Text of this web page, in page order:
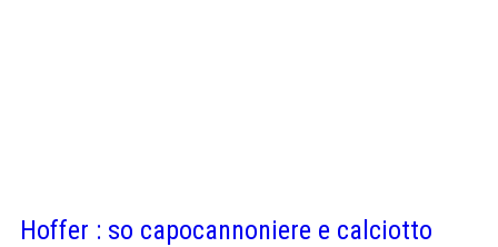
Hoffer : so capocannoniere e calciotto